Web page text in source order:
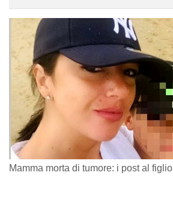
Mamma morta di tumore: i post al figlio